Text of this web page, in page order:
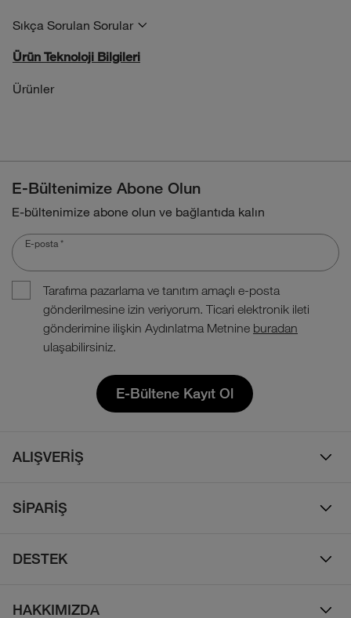
Sıkça Sorulan Sorular
Ürün Teknoloji Bilgileri
Ürünler
E-Bültenimize Abone Olun
E-bültenimize abone olun ve bağlantıda kalın
E-posta *
Tarafıma pazarlama ve tanıtım amaçlı e-posta
gönderilmesine izin veriyorum. Ticari elektronik ileti
gönderimine ilişkin Aydınlatma Metnine buradan
ulaşabilirsiniz.
E-Bültene Kayıt Ol
ALIŞVERİŞ
Çocuk
SİPARİŞ
İade Politikası
DESTEK
HAKKIMIZDA